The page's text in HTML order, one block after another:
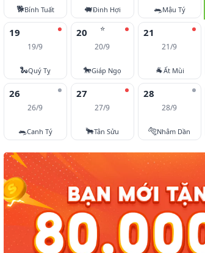
🐕Bính Tuất 🐖Đinh Hợi 🐀Mậu Tý
19
19/9
🐍Quý Tỵ
⭐
20
20/9
🐎Giáp Ngọ
21
21/9
🐐Ất Mùi
26
26/9
🐀Canh Tý
27
27/9
🐂Tân Sửu
28
28/9
🐅Nhâm Dần